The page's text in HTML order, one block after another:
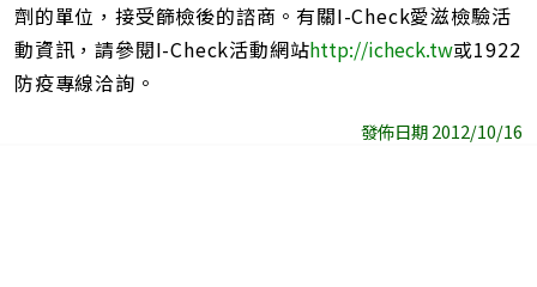
劑的單位，接受篩檢後的諮商。有關I-Check愛滋檢驗活
動資訊，請參閱I-Check活動網站http://icheck.tw或1922
防疫專線洽詢。
發佈日期 2012/10/16